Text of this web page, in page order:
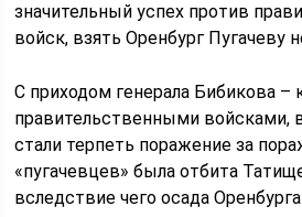
значительный успех против
войск, взять Оренбург Пугачеву
С приходом генерала Бибикова
правительственными войсками,
стали терпеть поражение за
«пугачевцев» была отбита
вследствие чего осада